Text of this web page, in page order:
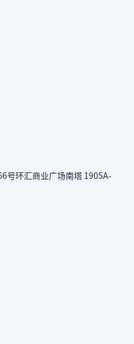
号环汇商业广场南塔 1905A-